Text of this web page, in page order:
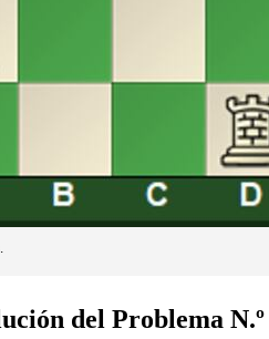
del Problema N.º